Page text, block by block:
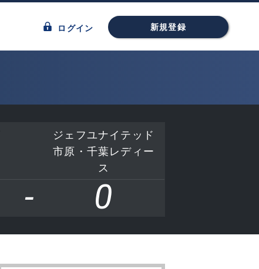
ログイン 新規登録
ジェフユナイテッド
市原・千葉レディー
ス
- 0